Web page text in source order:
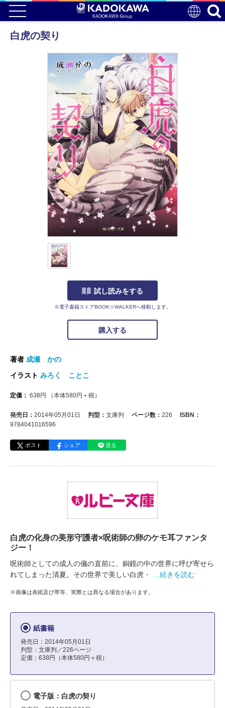
白虎の契り
試し読みをする
※電子書籍ストアBOOK☆WALKERへ移動します。
購入する
著者 成瀬 かの
イラスト みろく ことこ
定価： 638円 （本体580円＋税）
発売日： 2014年05月01日 判型： 文庫判 ページ数： 226
ISBN：
9784041016596
ポスト シェア 送る
白虎の化身の美形守護者×呪術師の卵のケモ耳ファンタ
ジー！
呪術師としての成人の儀の直前に、銅鏡の中の世界に呼び寄せら
れてしまった清夏。その世界で美しい白虎・
…続きを読む
※画像は表紙及び帯等、実際とは異なる場合があります。
紙書籍
発売日：2014年05月01日
判型：文庫判／226ページ
定価：638円（本体580円＋税）
電子版：白虎の契り